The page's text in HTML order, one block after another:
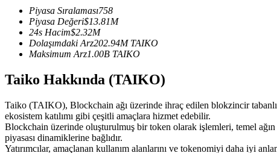
USDC'yi teminat olarak kullanan vadeli işlemler
Piyasa Sıralaması758
Piyasa Değeri$13.81M
24s Hacim$2.32M
Dolaşımdaki Arz202.94M TAIKO
Maksimum Arz1.00B TAIKO
Taiko Hakkında (TAIKO)
Taiko (TAIKO), Blockchain ağı üzerinde ihraç edilen blokzincir
ekosistem katılımı gibi çeşitli amaçlara hizmet edebilir.
Blockchain üzerinde oluşturulmuş bir token olarak işlemleri, temel
piyasası dinamiklerine bağlıdır.
Yatırımcılar, amaçlanan kullanım alanlarını ve tokenomiyi daha iyi